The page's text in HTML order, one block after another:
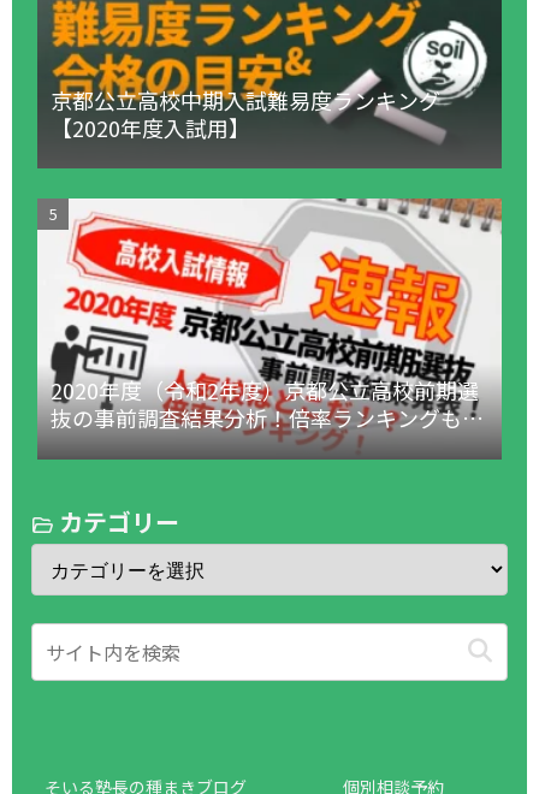
京都公立高校中期入試難易度ランキング
【2020年度入試用】
2020年度（令和2年度）京都公立高校前期選
抜の事前調査結果分析！倍率ランキングも！
（1月18日更新！）
カテゴリー
そいる塾長の種まきブログ 個別相談予約